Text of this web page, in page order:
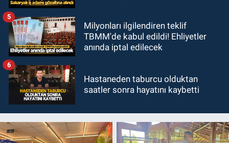
Milyonları ilgilendiren teklif
TBMM'de kabul edildi! Ehliyetler
anında iptal edilecek
5
Hastaneden taburcu olduktan
saatler sonra hayatını kaybetti
6